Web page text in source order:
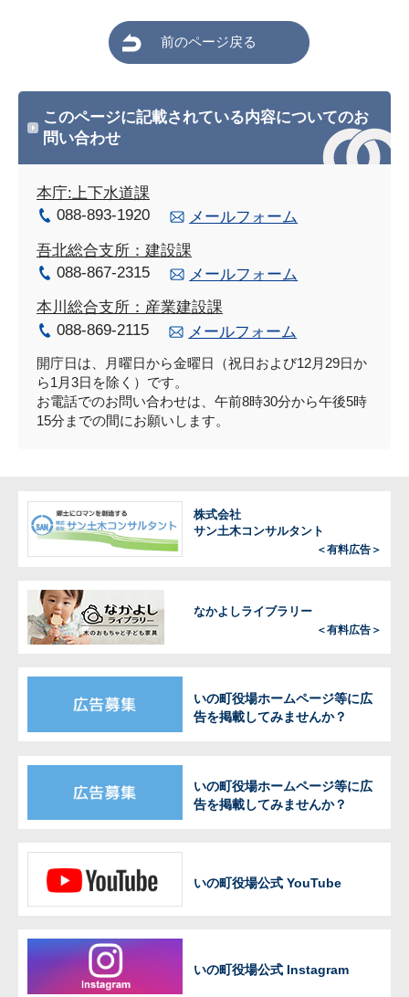
前のページ戻る
このページに記載されている内容についてのお
問い合わせ
本庁:上下水道課
088-893-1920
メールフォーム
吾北総合支所：建設課
088-867-2315
メールフォーム
本川総合支所：産業建設課
088-869-2115
メールフォーム
開庁日は、月曜日から金曜日（祝日および12月29日か
ら1月3日を除く）です。
お電話でのお問い合わせは、午前8時30分から午後5時
15分までの間にお願いします。
株式会社
サン土木コンサルタント
＜有料広告＞
なかよしライブラリー
＜有料広告＞
いの町役場ホームページ等に広
告を掲載してみませんか？
いの町役場ホームページ等に広
告を掲載してみませんか？
いの町役場公式 YouTube
いの町役場公式 Instagram